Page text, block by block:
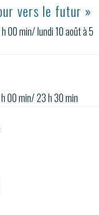
vers le futur »
00 min/lundi 10 août à 5
00 min/23 h 30 min